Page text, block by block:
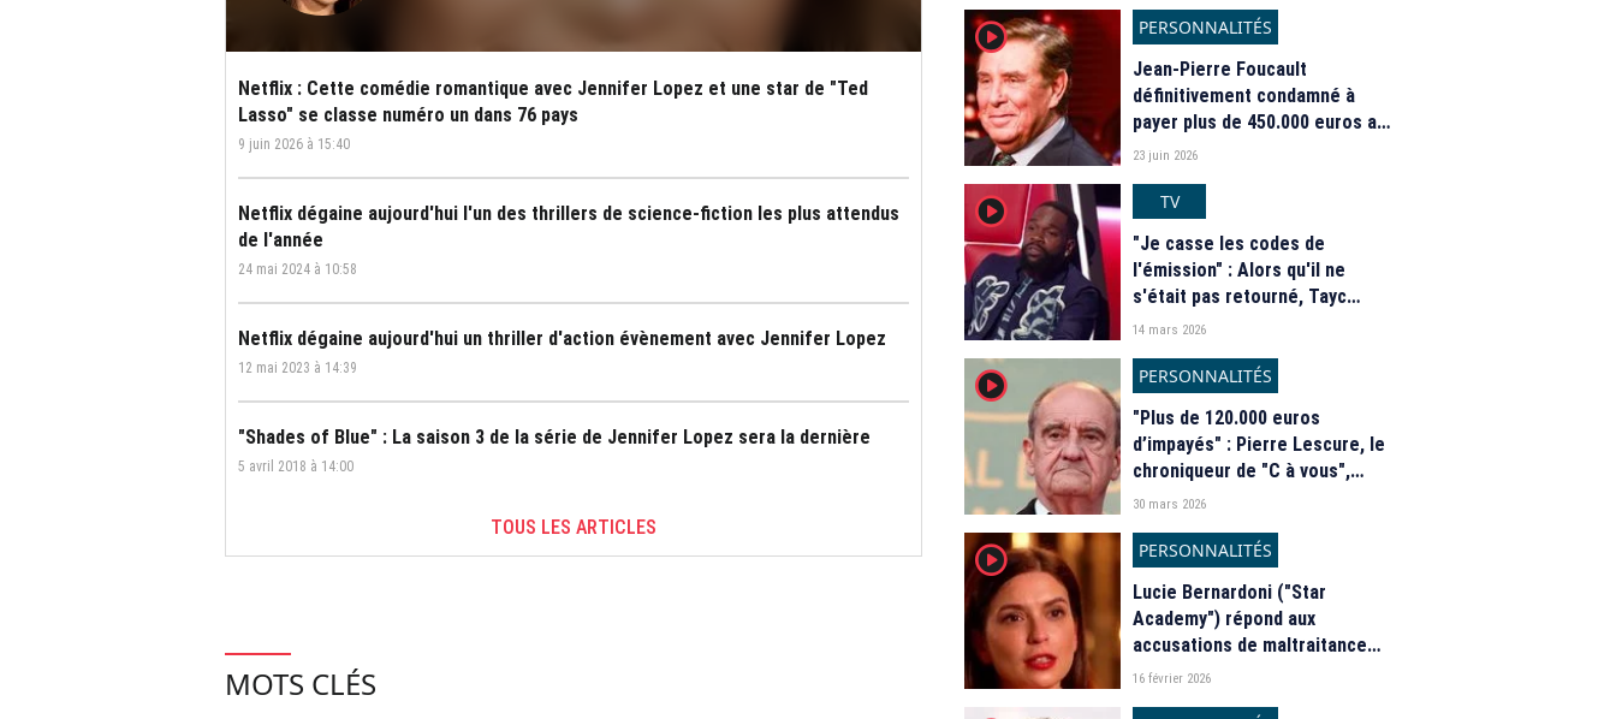
Netflix : Cette comédie romantique avec Jennifer Lopez et une star de "Ted
Lasso" se classe numéro un dans 76 pays
9 juin 2026 à 15:40
Netflix dégaine aujourd'hui l'un des thrillers de science-fiction les plus attendus
de l'année
24 mai 2024 à 10:58
Netflix dégaine aujourd'hui un thriller d'action évènement avec Jennifer Lopez
12 mai 2023 à 14:39
"Shades of Blue" : La saison 3 de la série de Jennifer Lopez sera la dernière
5 avril 2018 à 14:00
TOUS LES ARTICLES
MOTS CLÉS
player2
PERSONNALITÉS
Jean-Pierre Foucault
définitivement condamné à
payer plus de 450.000 euros au
Fisc après le rejet de son
23 juin 2026
player2
TV
"Je casse les codes de
l'émission" : Alors qu'il ne
s'était pas retourné, Tayc
rattrape un talent dans "The
14 mars 2026
player2
PERSONNALITÉS
"Plus de 120.000 euros
d’impayés" : Pierre Lescure, le
chroniqueur de "C à vous",
dans le viseur de la justice
30 mars 2026
player2
PERSONNALITÉS
Lucie Bernardoni ("Star
Academy") répond aux
accusations de maltraitance
sur sa fille
16 février 2026